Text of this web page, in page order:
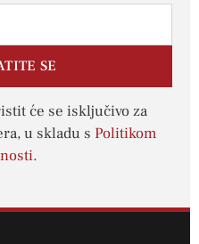
SE
će se isključivo za
u skladu s Politikom
.